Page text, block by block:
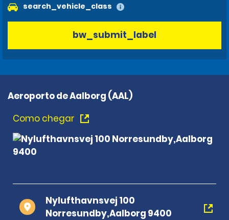
search_vehicle_class
bw_submit_label
Aeroporto de Aalborg (AAL)
Como chegar
Nylufthavnsvej 100
Norresundby,Aalborg 9400